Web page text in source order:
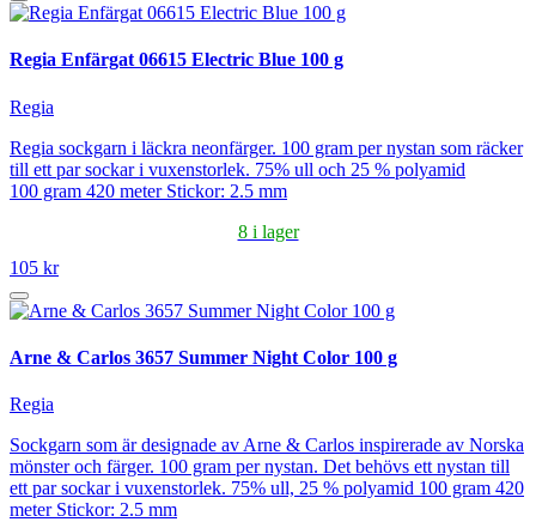
Regia Enfärgat 06615 Electric Blue 100 g
Regia
Regia sockgarn i läckra neonfärger. 100 gram per nystan som räcker
till ett par sockar i vuxenstorlek. 75% ull och 25 % polyamid
100 gram 420 meter Stickor: 2.5 mm
8 i lager
105 kr
Arne & Carlos 3657 Summer Night Color 100 g
Regia
Sockgarn som är designade av Arne & Carlos inspirerade av Norska
mönster och färger. 100 gram per nystan. Det behövs ett nystan till
ett par sockar i vuxenstorlek. 75% ull, 25 % polyamid 100 gram 420
meter Stickor: 2.5 mm